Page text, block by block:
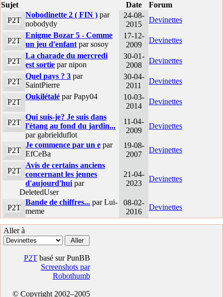
Sujet Date
Forum
P2T
Nobodinette 2 ( FIN ) par
nobodydy
24-08-
2015
Devinettes
P2T
Enigme Bozar 5 - Comme
un jeu d'enfant par sosoy
17-12-
2009
Devinettes
P2T
La charade du mercredi
est sortie par nipon
30-01-
2008
Devinettes
P2T
Quel pays ? 3 par
SaintPierre
30-04-
2011
Devinettes
P2T
Oukilétalé par Papy04
10-03-
2014
Devinettes
P2T
Qui suis-je? Je suis dans
l'étang au fond du jardin...
par gabrielduflot
11-04-
2009
Devinettes
P2T
Je commence par un e par
EfCeBa
19-08-
2007
Devinettes
P2T
Avis de certains anciens
concernant les jeunes
d'aujourd'hui par
DeletedUser
21-04-
2023
Devinettes
P2T
Bande de chiffres... par Lui-
meme
08-02-
2016
Devinettes
Aller à
P2Tbasé sur PunBB
Screenshots par
Robothumb
© Copyright 2002–2005